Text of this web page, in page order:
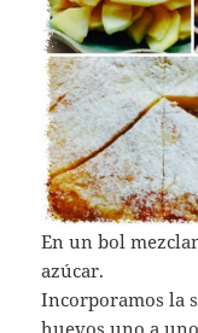
En un bol
azúcar.
Incorporamos la
huevos uno a